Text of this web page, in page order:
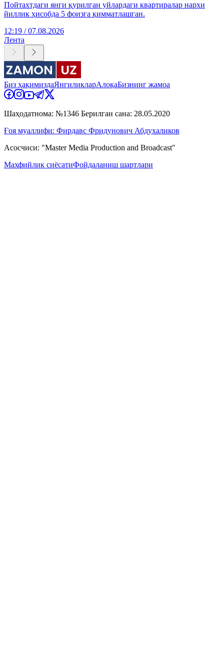
Пойтахтдаги янги қурилган уйлардаги квартиралар нархи
йиллик ҳисобда 5 фоизга қимматлашган.
12:19 / 07.08.2026
Лента
Биз ҳақимиздаЯнгиликларАлоқаБизнинг жамоа
Шаҳодатнома: №1346 Берилган сана: 28.05.2020
Ғоя муаллифи: Фирдавс Фридунович Абдухаликов
Асосчиси: "Master Media Production and Broadcast"
Махфийлик сиёсатиФойдаланиш шартлари